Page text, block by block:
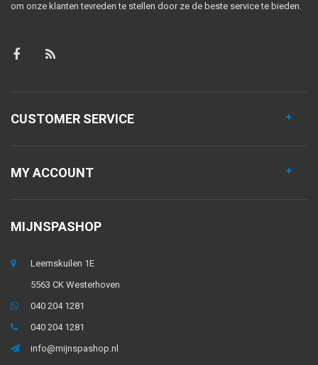
om onze klanten tevreden te stellen door ze de beste service te bieden.
CUSTOMER SERVICE
MY ACCOUNT
MIJNSPASHOP
Leemskuilen 1E
5563 CK Westerhoven
040 204 1281
040 204 1281
info@mijnspashop.nl